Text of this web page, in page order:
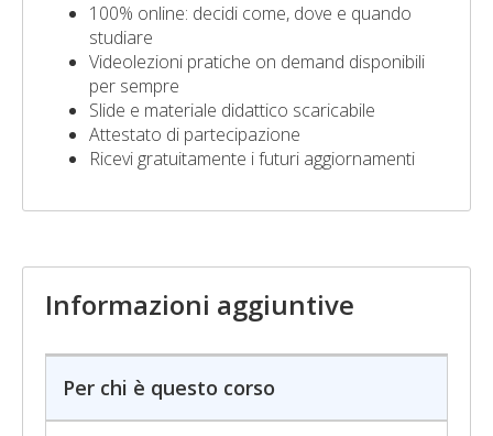
100% online: decidi come, dove e quando
studiare
Videolezioni pratiche on demand disponibili
per sempre
Slide e materiale didattico scaricabile
Attestato di partecipazione
Ricevi gratuitamente i futuri aggiornamenti
Informazioni aggiuntive
Per chi è questo corso